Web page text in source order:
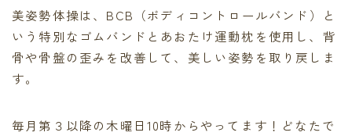
美姿勢体操は、BCB（ボディコントロールバンド）と
いう特別なゴムバンドとあおたけ運動枕を使用し、背
骨や骨盤の歪みを改善して、美しい姿勢を取り戻しま
す。
毎月第３以降の木曜日10時からやってます！どなたで